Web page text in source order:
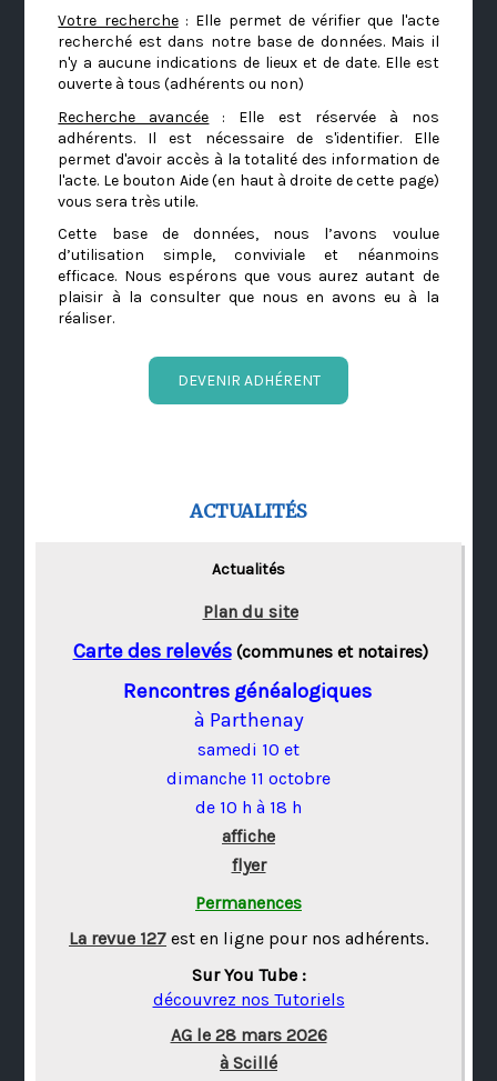
Votre recherche: Elle permet de vérifier que l'acte
recherché est dans notre base de données. Mais il
n'y a aucune indications de lieux et de date. Elle est
ouverte à tous (adhérents ou non)
Recherche avancée : Elle est réservée à nos
adhérents. Il est nécessaire de s'identifier. Elle
permet d'avoir accès à la totalité des information de
l'acte. Le bouton Aide (en haut à droite de cette page)
vous sera très utile.
Cette base de données, nous l’avons voulue
d’utilisation simple, conviviale et néanmoins
efficace. Nous espérons que vous aurez autant de
plaisir à la consulter que nous en avons eu à la
réaliser.
DEVENIR ADHÉRENT
ACTUALITÉS
Actualités
Plan du site
Carte des relevés(communes et notaires)
Rencontres généalogiques
à Parthenay
samedi 10 et
dimanche 11 octobre
de 10 h à 18 h
affiche
flyer
Permanences
La revue 127 est en ligne pour nos adhérents.
Sur You Tube :
découvrez nos Tutoriels
AG le 28 mars 2026
à Scillé